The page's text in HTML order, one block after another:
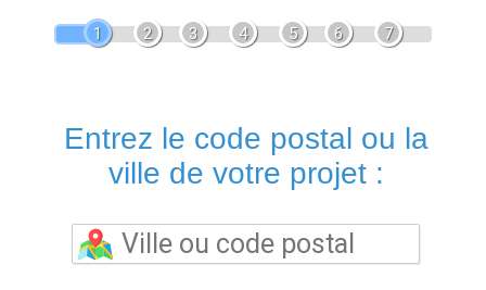
1 2 3 4 5 6 7
Entrez le code postal ou la
ville de votre projet :